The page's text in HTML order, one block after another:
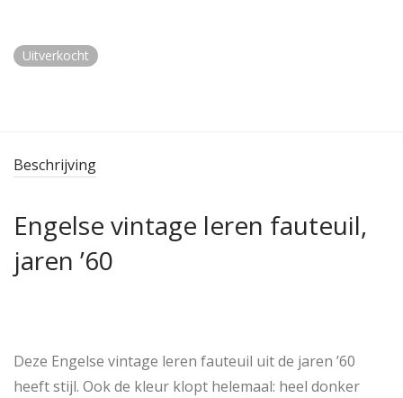
Uitverkocht
Beschrijving
Engelse vintage leren fauteuil,
jaren ’60
Deze Engelse vintage leren fauteuil uit de jaren ’60
heeft stijl. Ook de kleur klopt helemaal: heel donker